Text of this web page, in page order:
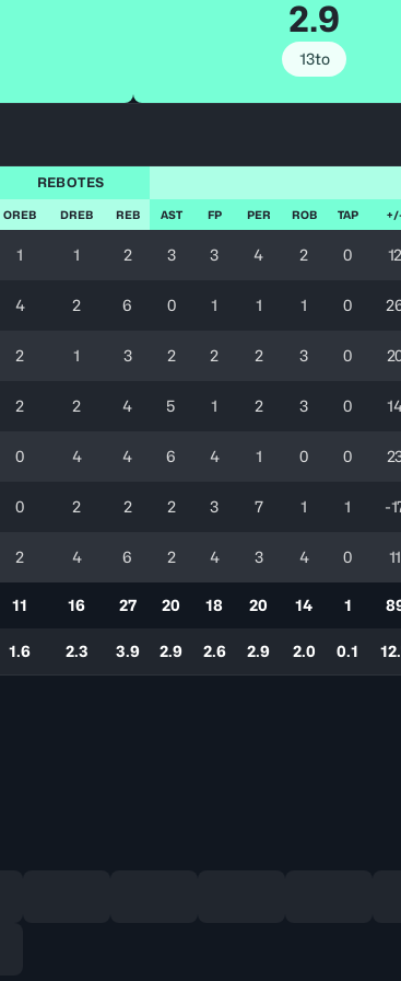
2.9
13to
REBOTES
OREB DREB REB AST FP PER ROB TAP
1 1 2 3 3 4 2 0 12
4 2 6 0 1 1 1 0
2 1 3 2 2 2 3 0
2 2 4 5 1 2 3 0
0 4 4 6 4 1 0 0
0 2 2 2 3 7 1 1 -
2 4 6 2 4 3 4 0 11
11 16 27 20 18 20 14 1
1.6 2.3 3.9 2.9 2.6 2.9 2.0 0.1